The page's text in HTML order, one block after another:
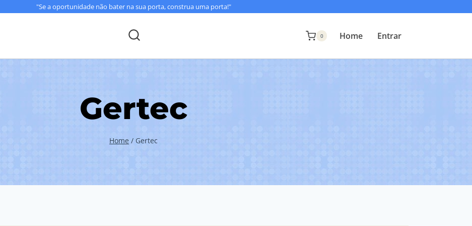
"Se a oportunidade não bater na sua porta, construa uma porta!"
0 Home Entrar
Gertec
Home / Gertec